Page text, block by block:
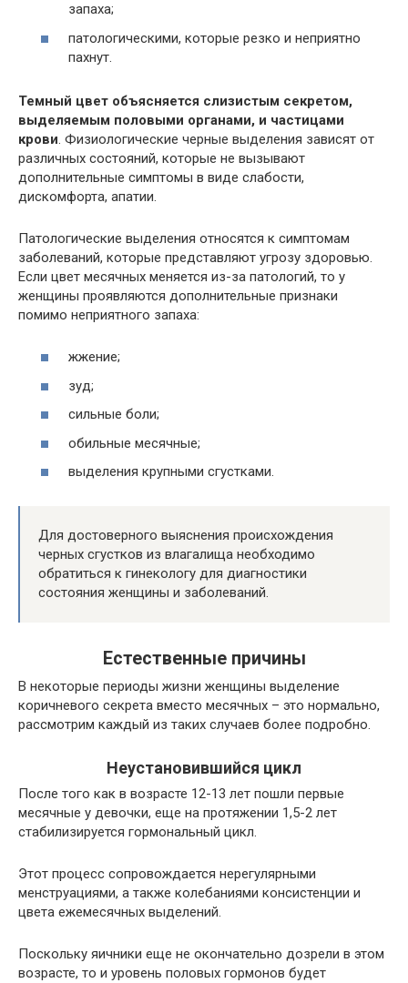
запаха;
патологическими, которые резко и неприятно
пахнут.
Темный цвет объясняется слизистым секретом,
выделяемым половыми органами, и частицами
крови . Физиологические черные выделения зависят от
различных состояний, которые не вызывают
дополнительные симптомы в виде слабости,
дискомфорта, апатии.
Патологические выделения относятся к симптомам
заболеваний, которые представляют угрозу здоровью.
Если цвет месячных меняется из-за патологий, то у
женщины проявляются дополнительные признаки
помимо неприятного запаха:
жжение;
зуд;
сильные боли;
обильные месячные;
выделения крупными сгустками.
Для достоверного выяснения происхождения
черных сгустков из влагалища необходимо
обратиться к гинекологу для диагностики
состояния женщины и заболеваний.
Естественные причины
В некоторые периоды жизни женщины выделение
коричневого секрета вместо месячных – это нормально,
рассмотрим каждый из таких случаев более подробно.
Неустановившийся цикл
После того как в возрасте 12-13 лет пошли первые
месячные у девочки, еще на протяжении 1,5-2 лет
стабилизируется гормональный цикл.
Этот процесс сопровождается нерегулярными
менструациями, а также колебаниями консистенции и
цвета ежемесячных выделений.
Поскольку яичники еще не окончательно дозрели в этом
возрасте, то и уровень половых гормонов будет